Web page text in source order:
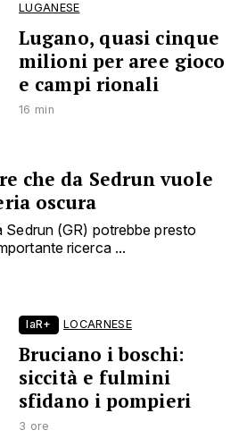
LUGANESE
Lugano, quasi cinque
milioni per aree gioco
e campi rionali
16 min
che da Sedrun vuole
oscura
(GR) potrebbe presto
ricerca ...
laR+ LOCARNESE
Bruciano i boschi:
siccità e fulmini
sfidano i pompieri
3 ore